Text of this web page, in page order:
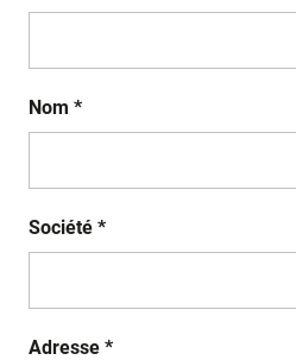
Nom *
Société *
Adresse *